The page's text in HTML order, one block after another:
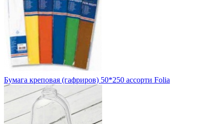
Бумага креповая (гафриров) 50*250 ассорти Folia